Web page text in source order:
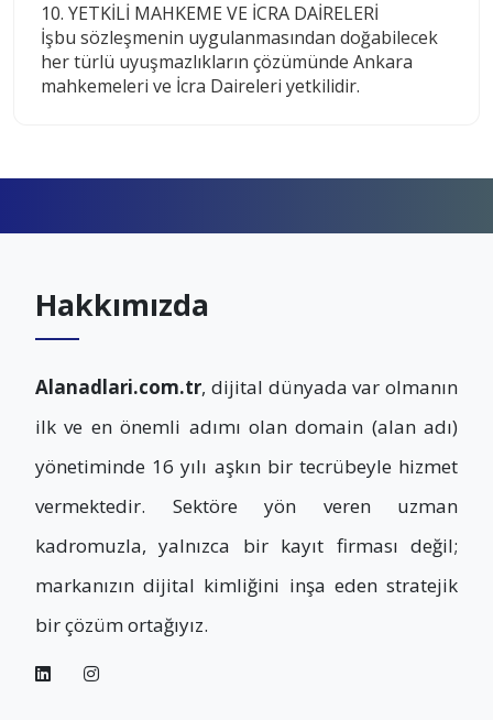
10. YETKİLİ MAHKEME VE İCRA DAİRELERİ
İşbu sözleşmenin uygulanmasından doğabilecek
her türlü uyuşmazlıkların çözümünde Ankara
mahkemeleri ve İcra Daireleri yetkilidir.
Hakkımızda
Alanadlari.com.tr, dijital dünyada var olmanın
ilk ve en önemli adımı olan domain (alan adı)
yönetiminde 16 yılı aşkın bir tecrübeyle hizmet
vermektedir. Sektöre yön veren uzman
kadromuzla, yalnızca bir kayıt firması değil;
markanızın dijital kimliğini inşa eden stratejik
bir çözüm ortağıyız.